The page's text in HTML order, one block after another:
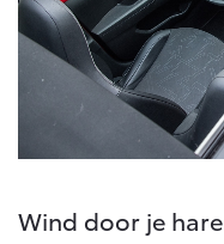
Vanaf € 46.301,-
Land Cruiser (excl. BTW)
Wind door je